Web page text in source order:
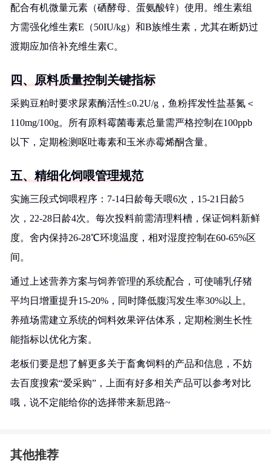
配合有机微量元素（硒酵母、蛋氨酸锌）使用。维生素组
方需强化维生素E（50IU/kg）和B族维生素，尤其在断奶过
渡期应加倍补充维生素C。
四、原料质量控制关键指标
采购豆粕时要求尿素酶活性≤0.2U/g，鱼粉挥发性盐基氮＜
110mg/100g。所有原料霉菌毒素总量需严格控制在100ppb
以下，定期检测呕吐毒素和玉米赤霉烯酮含量。
五、精细化饲喂管理规范
实施三段式饲喂程序：7-14日龄每天喂6次，15-21日龄5
次，22-28日龄4次。每次投料前需清理料槽，保证饲料新鲜
度。舍内保持26-28℃环境温度，相对湿度控制在60-65%区
间。
通过上述营养方案与饲养管理的系统配合，可使哺乳仔猪
平均日增重提升15-20%，同时降低腹泻发生率30%以上。
养殖场需建立系统的饲料效果评估体系，定期检测生长性
能指标以优化方案。
老板们要是想了解更多关于畜禽饲料的产品和信息，不妨
去百度搜索“爱采购”，上面有好多相关产品可以参考对比
哦，说不定能给你的选择带来新思路~
其他推荐